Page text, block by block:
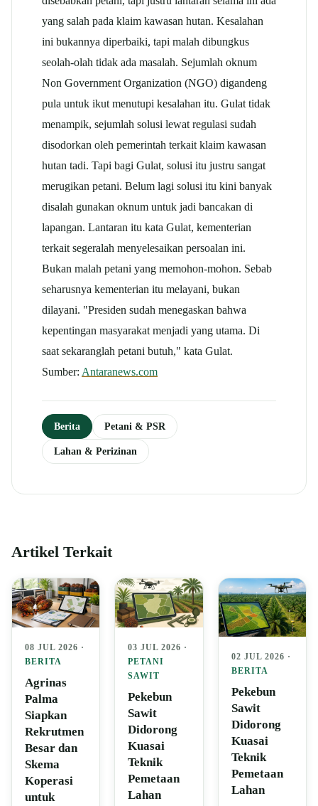
yang salah pada klaim kawasan hutan. Kesalahan
ini bukannya diperbaiki, tapi malah dibungkus
seolah-olah tidak ada masalah. Sejumlah oknum
Non Government Organization (NGO) digandeng
pula untuk ikut menutupi kesalahan itu. Gulat tidak
menampik, sejumlah solusi lewat regulasi sudah
disodorkan oleh pemerintah terkait klaim kawasan
hutan tadi. Tapi bagi Gulat, solusi itu justru sangat
merugikan petani. Belum lagi solusi itu kini banyak
disalah gunakan oknum untuk jadi bancakan di
lapangan. Lantaran itu kata Gulat, kementerian
terkait segeralah menyelesaikan persoalan ini.
Bukan malah petani yang memohon-mohon. Sebab
seharusnya kementerian itu melayani, bukan
dilayani. "Presiden sudah menegaskan bahwa
kepentingan masyarakat menjadi yang utama. Di
saat sekaranglah petani butuh," kata Gulat.
Sumber: Antaranews.com
Berita Petani & PSR
Lahan & Perizinan
Artikel Terkait
08 JUL 2026 ·
BERITA
Agrinas
Palma
Siapkan
Rekrutmen
Besar dan
Skema
Koperasi
untuk
03 JUL 2026 ·
PETANI
SAWIT
Pekebun
Sawit
Didorong
Kuasai
Teknik
Pemetaan
Lahan
02 JUL 2026 ·
BERITA
Pekebun
Sawit
Didorong
Kuasai
Teknik
Pemetaan
Lahan